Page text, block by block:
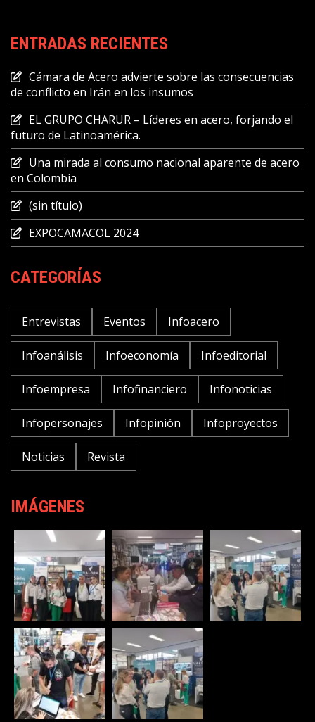
ENTRADAS RECIENTES
Cámara de Acero advierte sobre las consecuencias
de conflicto en Irán en los insumos
EL GRUPO CHARUR – Líderes en acero, forjando el
futuro de Latinoamérica.
Una mirada al consumo nacional aparente de acero
en Colombia
(sin título)
EXPOCAMACOL 2024
CATEGORÍAS
Entrevistas Eventos Infoacero
Infoanálisis Infoeconomía Infoeditorial
Infoempresa Infofinanciero Infonoticias
Infopersonajes Infopinión Infoproyectos
Noticias Revista
IMÁGENES